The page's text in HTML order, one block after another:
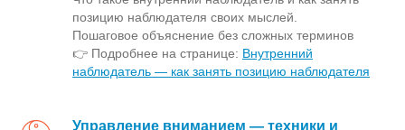
позицию наблюдателя своих мыслей.
Пошаговое объяснение без сложных терминов
👉 Подробнее на странице: Внутренний
наблюдатель — как занять позицию наблюдателя
Управление вниманием — техники и